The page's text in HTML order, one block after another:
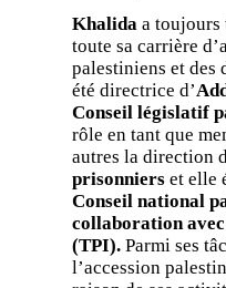
Khalida a toujours
toute sa carrière
palestiniens et des
été directrice d’
Conseil législatif
rôle en tant que
autres la direction
prisonniers et elle
Conseil national
collaboration
(TPI). Parmi ses
l’accession